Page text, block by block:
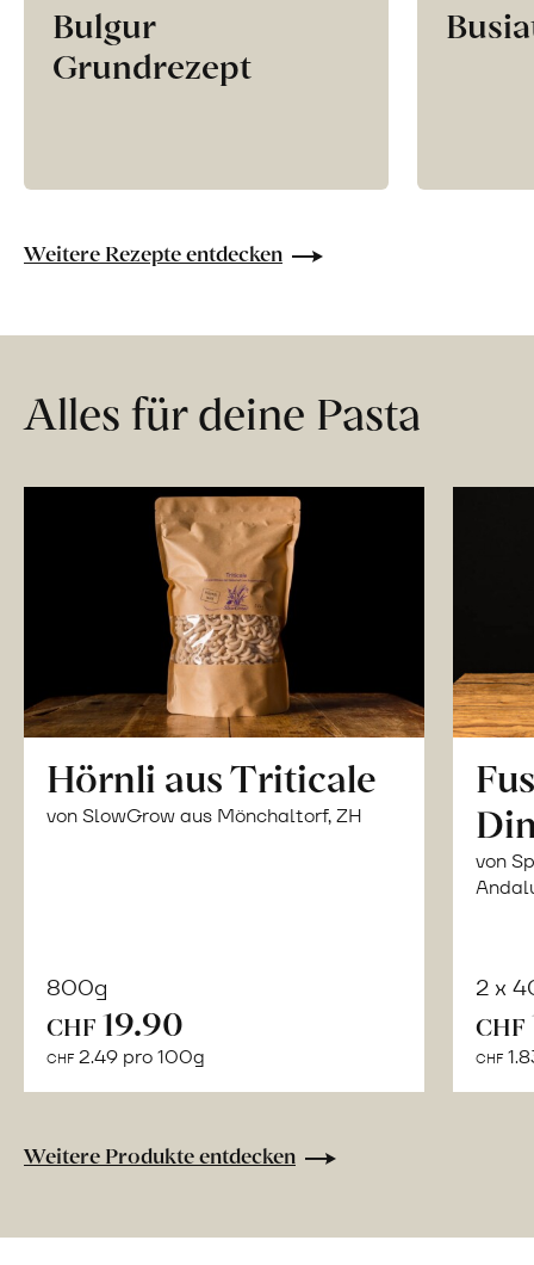
Bulgur
Grundrezept
Weitere Rezepte entdecken
Alles für deine Pasta
Hörnli aus Triticale
von SlowGrow aus Mönchaltorf, ZH
800g
CHF 19.90
CHF 2.49 pro 100g
von
2 x
CHF
CHF
Weitere Produkte entdecken